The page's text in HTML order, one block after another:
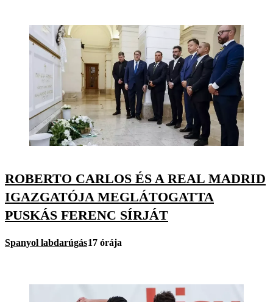
ROBERTO CARLOS ÉS A REAL MADRID
IGAZGATÓJA MEGLÁTOGATTA
PUSKÁS FERENC SÍRJÁT
Spanyol labdarúgás17 órája